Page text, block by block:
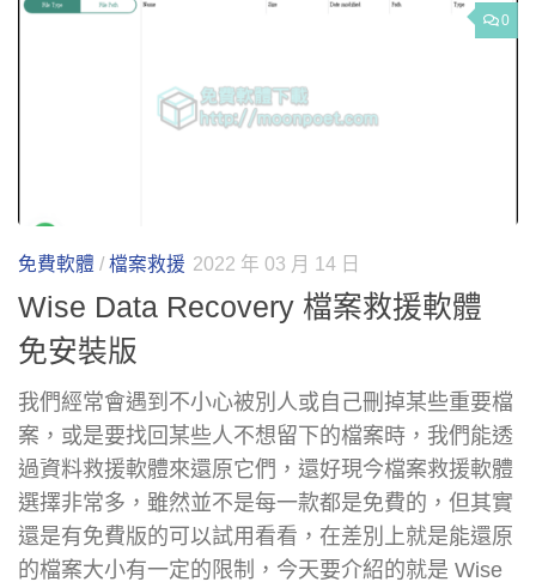
0
免費軟體 / 檔案救援 2022 年 03 月 14 日
Wise Data Recovery 檔案救援軟體
免安裝版
我們經常會遇到不小心被別人或自己刪掉某些重要檔
案，或是要找回某些人不想留下的檔案時，我們能透
過資料救援軟體來還原它們，還好現今檔案救援軟體
選擇非常多，雖然並不是每一款都是免費的，但其實
還是有免費版的可以試用看看，在差別上就是能還原
的檔案大小有一定的限制，今天要介紹的就是 Wise